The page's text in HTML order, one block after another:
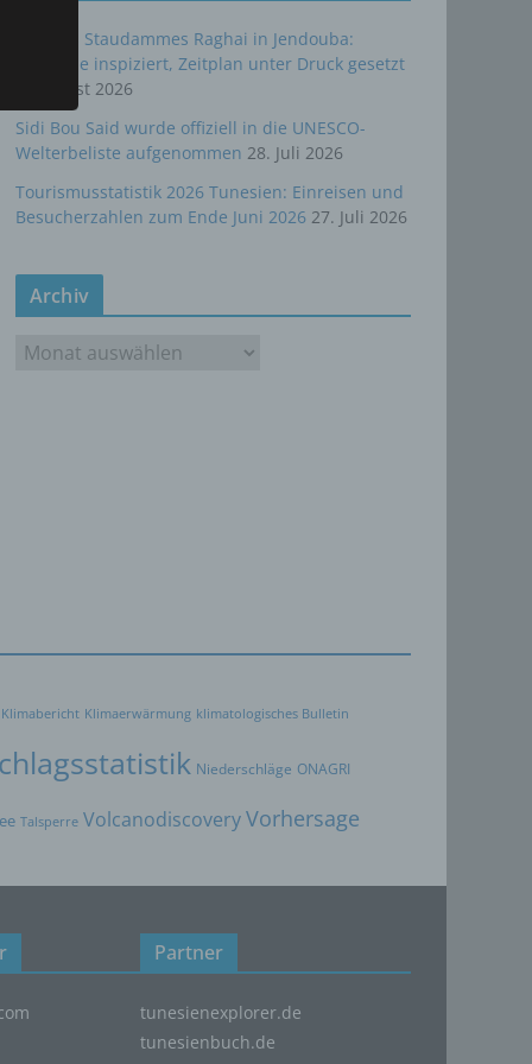
Bau des Staudammes Raghai in Jendouba:
Baustelle inspiziert, Zeitplan unter Druck gesetzt
2. August 2026
Sidi Bou Said wurde offiziell in die UNESCO-
Welterbeliste aufgenommen 28. Juli 2026
Tourismusstatistik 2026 Tunesien: Einreisen und
Besucherzahlen zum Ende Juni 2026 27. Juli 2026
Archiv
Klimabericht Klimaerwärmung klimatologisches Bulletin
Niederschläge ONAGRI
Talsperre VolcanodiscoveryVorhersage
Partner
tunesienexplorer.de
tunesienbuch.de
das
und